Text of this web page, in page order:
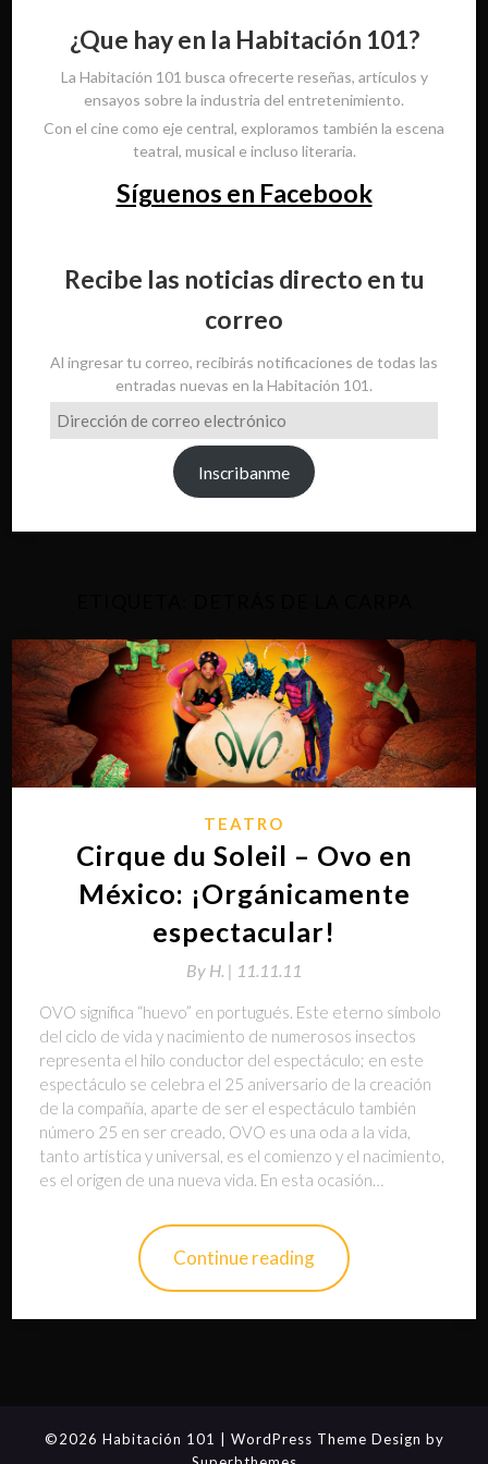
¿Que hay en la Habitación 101?
La Habitación 101 busca ofrecerte reseñas, artículos y
ensayos sobre la industria del entretenimiento.
Con el cine como eje central, exploramos también la escena
teatral, musical e incluso literaria.
Síguenos en Facebook
Recibe las noticias directo en tu
correo
Al ingresar tu correo, recibirás notificaciones de todas las
entradas nuevas en la Habitación 101.
Dirección
de
Inscribanme
TEATRO
Cirque du Soleil – Ovo en
México: ¡Orgánicamente
espectacular!
By H. | 11.11.11
OVO significa “huevo” en portugués. Este eterno símbolo
del ciclo de vida y nacimiento de numerosos insectos
representa el hilo conductor del espectáculo; en este
espectáculo se celebra el 25 aniversario de la creación
de la compañía, aparte de ser el espectáculo también
número 25 en ser creado, OVO es una oda a la vida,
tanto artística y universal, es el comienzo y el nacimiento,
es el origen de una nueva vida. En esta ocasión…
Continue reading
©2026 Habitación 101
| WordPress Theme Design by